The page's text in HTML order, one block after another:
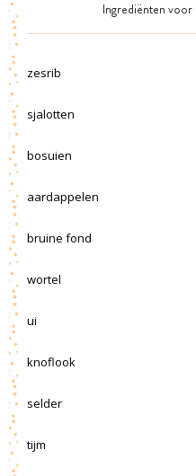
Ingrediënten voor
zesrib
sjalotten
bosuien
aardappelen
bruine fond
wortel
ui
knoflook
selder
tijm